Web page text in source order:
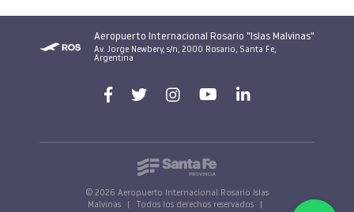
Aeropuerto Internacional Rosario "Islas Malvinas"
Av. Jorge Newbery, s/n, 2000 Rosario, Santa Fe,
Argentina
© 2026 Aeropuerto Internacional Rosario Islas
Malvinas
Todos los derechos reservados